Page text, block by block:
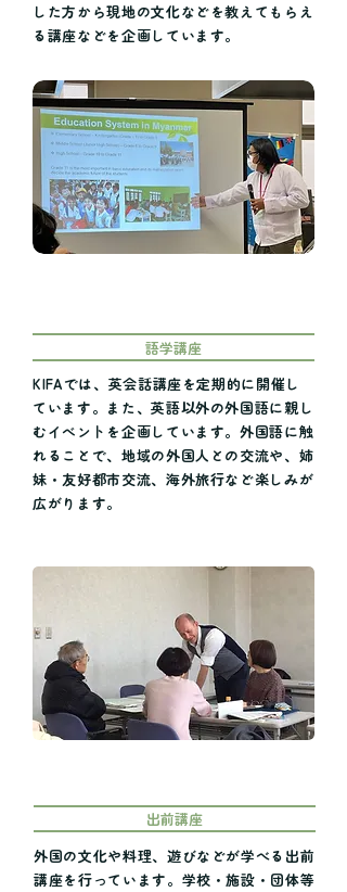
した方から現地の文化などを教えてもらえ
る講座などを企画しています。
語学講座
KIFAでは、英会話講座を定期的に開催し
ています。また、英語以外の外国語に親し
むイベントを企画しています。外国語に触
れることで、地域の外国人との交流や、姉
妹・友好都市交流、海外旅行など楽しみが
広がります。
出前講座
外国の文化や料理、遊びなどが学べる出前
講座を行っています。学校・施設・団体等